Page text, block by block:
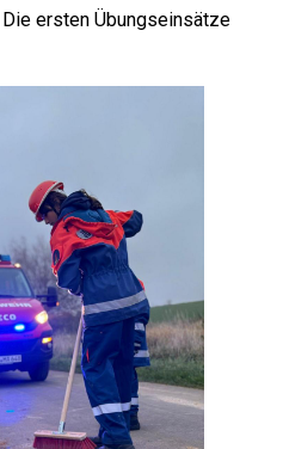
ersten Übungseinsätze